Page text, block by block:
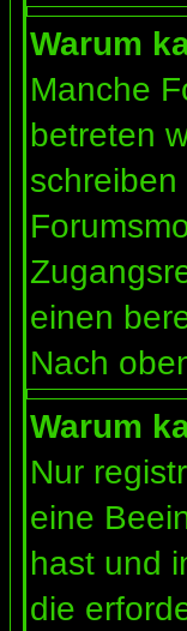
Warum
Manche
betreten
einen
Nach
Warum
Nur
eine
hast und
die